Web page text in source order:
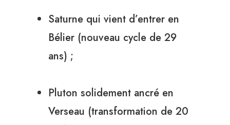
Saturne qui vient d’entrer en
Bélier (nouveau cycle de 29
ans) ;
Pluton solidement ancré en
Verseau (transformation de 20